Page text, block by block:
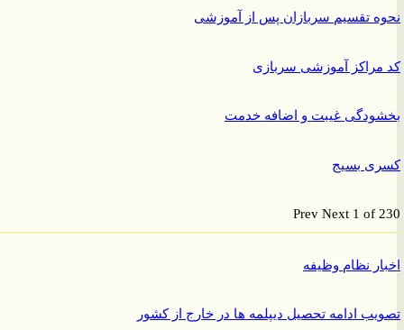
تقسیم سربازان پس از آموزشی
آموزشی سربازی
غیبت و اضافه خدمت
بسیج
PrevNext 1 of
نظام وظیفه
ادامه تحصیل دیپلمه ها در خارج از کشور